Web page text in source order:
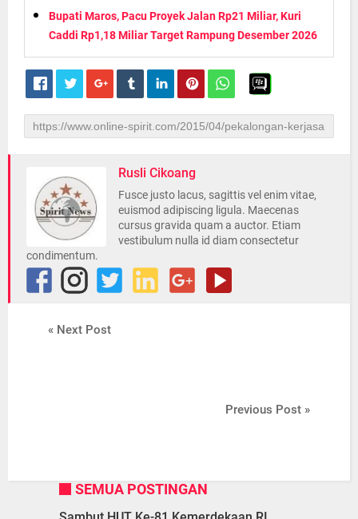
Bupati Maros, Pacu Proyek Jalan Rp21 Miliar, Kuri
Caddi Rp1,18 Miliar Target Rampung Desember 2026
Rusli Cikoang
Fusce justo lacus, sagittis vel enim vitae,
euismod adipiscing ligula. Maecenas
cursus gravida quam a auctor. Etiam
vestibulum nulla id diam consectetur
condimentum.
« Next Post
Previous Post »
SEMUA POSTINGAN